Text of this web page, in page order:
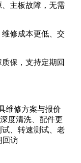
、主板故障，无需
维修成本更低、交
质保，支持定期回
维修方案与报价
度清洗、配件更
、转速测试、老
回访